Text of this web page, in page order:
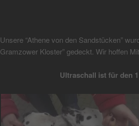
Unsere “Athene von den Sandstücken”
Gramzower Kloster” gedeckt. Wir hoffen
Ultraschall ist für den